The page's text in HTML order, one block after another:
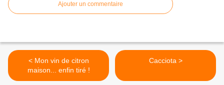
Ajouter un commentaire
< Mon vin de citron
maison... enfin tiré !
Cacciota >